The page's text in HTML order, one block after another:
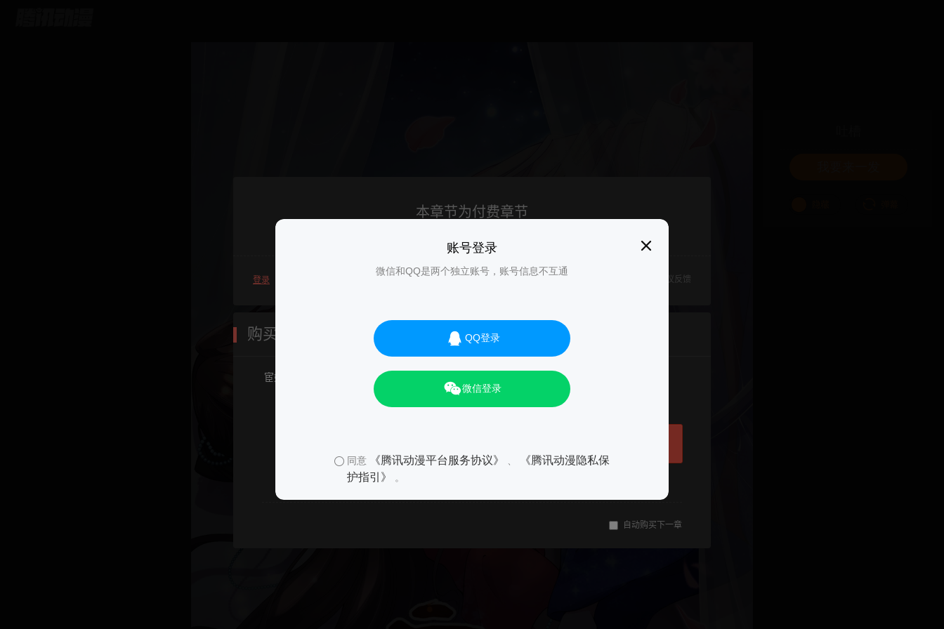
账号登录
微信和QQ是两个独立账号，账号信息不互通
QQ登录
微信登录
同意 《腾讯动漫平台服务协议》
《腾讯动漫隐私保
护指引》
。